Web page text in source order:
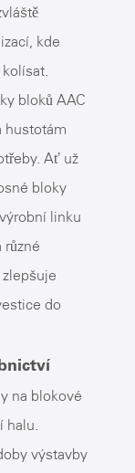
kde
bloků AAC
hustotám
Ať už
bloky
linku
různé
do
na blokové
halu.
výstavby